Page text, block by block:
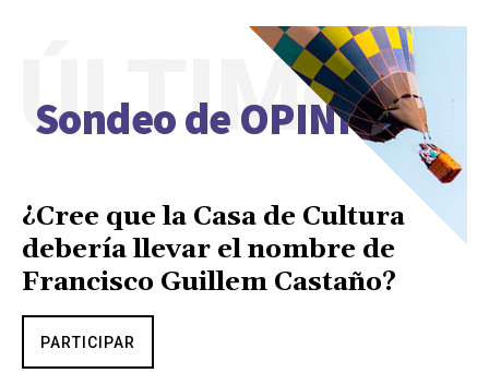
Sondeo de OPINIÓN
ÚLTIMO
¿Cree que la Casa de Cultura
debería llevar el nombre de
Francisco Guillem Castaño?
PARTICIPAR